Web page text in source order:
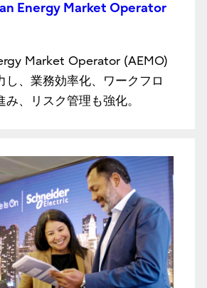
Energy Market Operator
Market Operator (AEMO)
し、業務効率化、ワークフロ
み、リスク管理も強化。